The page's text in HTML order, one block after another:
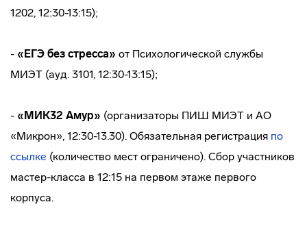
1202, 12:30-13:15);
- «ЕГЭ без стресса» от Психологической службы
МИЭТ (ауд. 3101, 12:30-13:15);
- «МИК32 Амур» (организаторы ПИШ МИЭТ и АО
«Микрон», 12:30-13.30). Обязательная регистрация по
ссылке (количество мест ограничено). Сбор участников
мастер-класса в 12:15 на первом этаже первого
корпуса.